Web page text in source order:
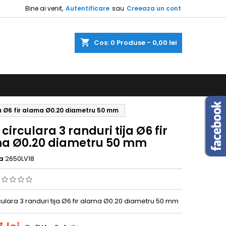
Bine ai venit, Autentificare sau Creeaza un cont
shopping_cart Cos: 0 Produse - 0,00 lei
Ø6 fir alama Ø0.20 diametru 50 mm
circulara 3 randuri tija Ø6 fir
Ø0.20 diametru 50 mm
2650LV18
3 randuri tija Ø6 fir alama Ø0.20 diametru 50 mm